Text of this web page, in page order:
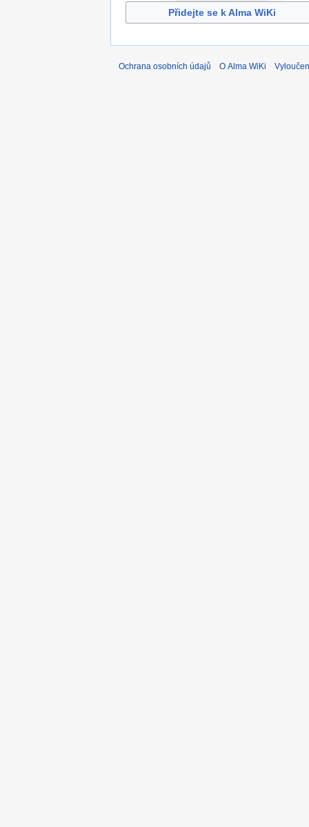
Přidejte se k Alma WiKi
Ochrana osobních údajů O Alma WiKi